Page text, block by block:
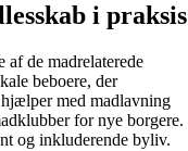
i praksis
de madrelaterede
beboere, der
med madlavning
for nye borgere.
og inkluderende byliv.